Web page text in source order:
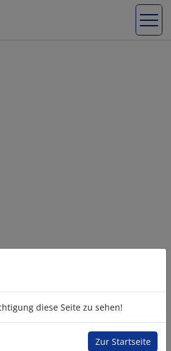
diese Seite zu sehen!
Zur Startseite